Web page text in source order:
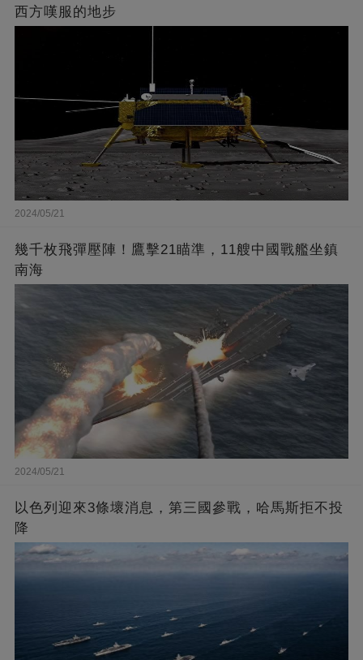
西方嘆服的地步
2024/05/21
幾千枚飛彈壓陣！鷹擊21瞄準，11艘中國戰艦坐鎮
南海
2024/05/21
以色列迎來3條壞消息，第三國參戰，哈馬斯拒不投
降